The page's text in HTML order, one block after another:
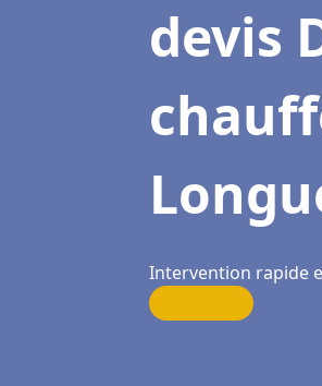
devis
Intervention rapide